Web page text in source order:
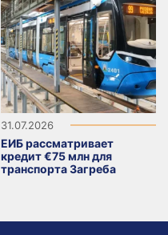
31.07.2026
ЕИБ рассматривает
кредит €75 млн для
транспорта Загреба